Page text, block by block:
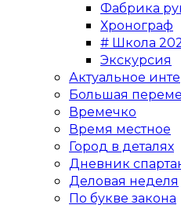
Фабрика
Хронограф
# Школа
Экскурсия
Актуальное
Большая
Времечко
Время местное
Город в деталях
Дневник
Деловая неделя
По букве закона